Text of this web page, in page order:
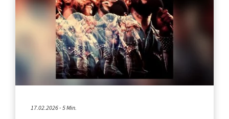
17.02.2026 - 5 Min.